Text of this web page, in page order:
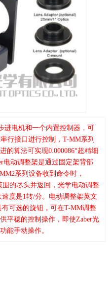
进电机和一个内置控制器，可
行接口进行控制，T-MM系列
的算法可实现0.000086°超精细
电动调整架是通过固定架背部
系列设备收到命令时，
围的尽头并返回，光学电动调整
速度是1转/分。电动调整架英文
有可选的旋钮，可在T-MM调整
平稳的控制操作，即使Zaber光
能手动操作。